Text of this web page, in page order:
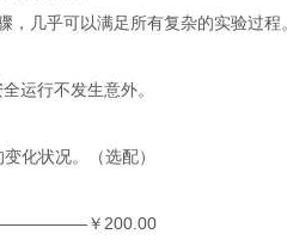
几乎可以满足所有复杂的实验过程。
运行不发生意外。
化状况。（选配）
￥200.00